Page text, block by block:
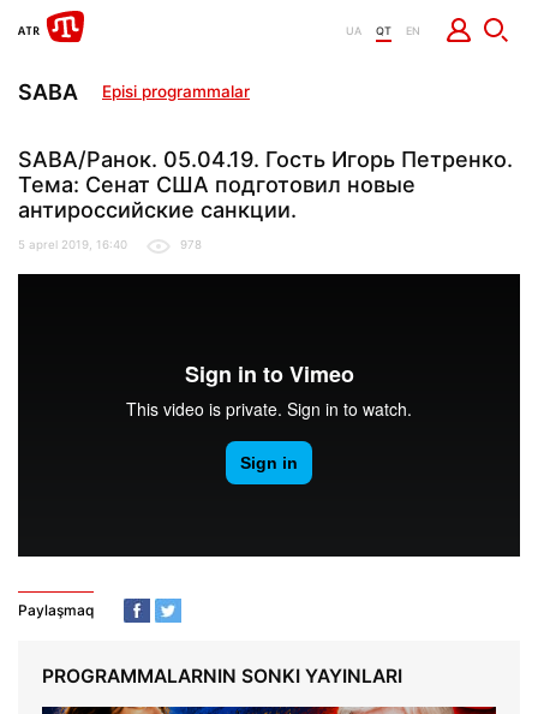
UA QT EN
SABA Episi programmalar
SABA/Ранок. 05.04.19. Гость Игорь Петренко.
Тема: Сенат США подготовил новые
антироссийские санкции.
5 aprel 2019, 16:40 978
Paylaşmaq
PROGRAMMALARNIN SONKI YAYINLARI